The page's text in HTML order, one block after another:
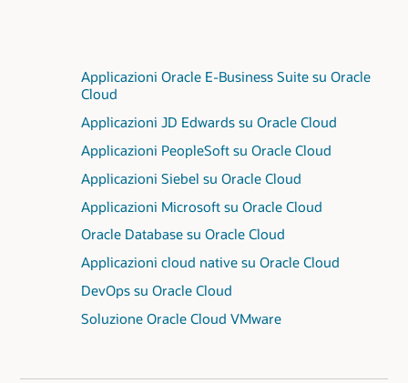
Applicazioni Oracle E-Business Suite su Oracle
Cloud
Applicazioni JD Edwards su Oracle Cloud
Applicazioni PeopleSoft su Oracle Cloud
Applicazioni Siebel su Oracle Cloud
Applicazioni Microsoft su Oracle Cloud
Oracle Database su Oracle Cloud
Applicazioni cloud native su Oracle Cloud
DevOps su Oracle Cloud
Soluzione Oracle Cloud VMware